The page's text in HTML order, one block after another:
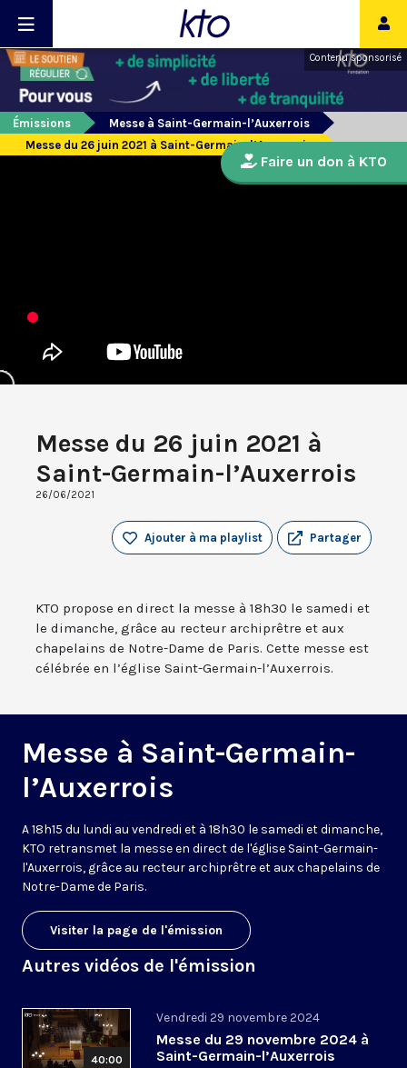
Contenu sponsorisé
Émissions
Messe à Saint-Germain-l’Auxerrois
Messe du 26 juin 2021 à Saint-Germain-l’Auxerrois
Messe du 26 juin 2021 à
Saint-Germain-l’Auxerrois
26/06/2021
Partager
Ajouter à ma playlist
KTO propose en direct la messe à 18h30 le samedi et
le dimanche, grâce au recteur archiprêtre et aux
chapelains de Notre-Dame de Paris. Cette messe est
célébrée en l’église Saint-Germain-l’Auxerrois.
Messe à Saint-Germain-
l’Auxerrois
A 18h15 du lundi au vendredi et à 18h30 le samedi et dimanche,
KTO retransmet la messe en direct de l'église Saint-Germain-
l'Auxerrois, grâce au recteur archiprêtre et aux chapelains de
Notre-Dame de Paris.
Visiter la page de l'émission
Autres vidéos de l'émission
40:00
Vendredi 29 novembre 2024
Messe du 29 novembre 2024 à
Saint-Germain-l’Auxerrois
Faire un don à KTO